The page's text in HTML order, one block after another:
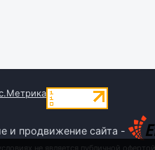
и продвижение сайта -